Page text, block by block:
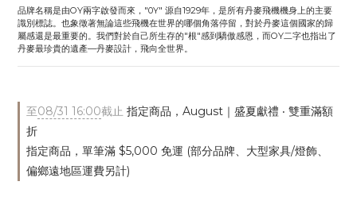
品牌名稱是由OY兩字啟發而來，"0Y" 源自1929年，是所有丹麥飛機機身上的主要
識別標誌。也象徵著無論這些飛機在世界的哪個角落停留，對於丹麥這個國家的歸
屬感還是最重要的。我們對於自己所生存的"根"感到驕傲感恩，而OY二字也指出了
丹麥最珍貴的遺產—丹麥設計，飛向全世界。
至08/31 16:00截止 指定商品，August｜盛夏獻禮 ‧ 雙重滿額
折
指定商品，單筆滿 $5,000 免運 (部分品牌、大型家具/燈飾、
偏鄉遠地區運費另計)